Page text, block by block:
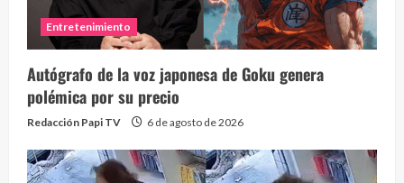
Entretenimiento
Autógrafo de la voz japonesa de Goku genera
polémica por su precio
Redacción Papi TV 6 de agosto de 2026